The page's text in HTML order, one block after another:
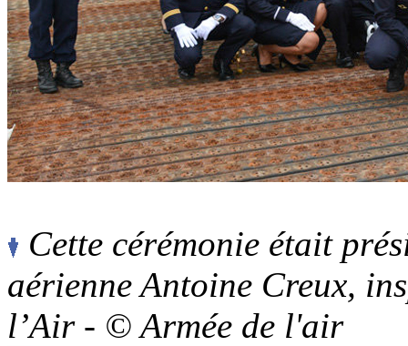
Cette cérémonie était
aérienne Antoine Creux,
l’Air - © Armée de l'air